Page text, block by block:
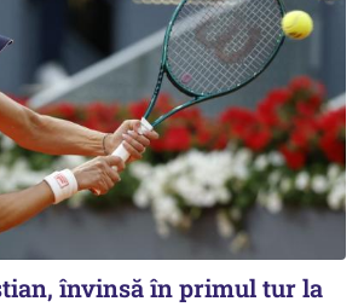
învinsă în primul tur la